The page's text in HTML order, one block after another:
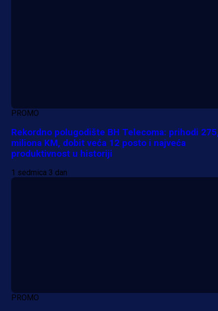
PROMO
Rekordno polugodište BH Telecoma: prihodi
miliona KM, dobit veća 12 posto i najveća
produktivnost u historiji
1 sedmica 3 dan
PROMO